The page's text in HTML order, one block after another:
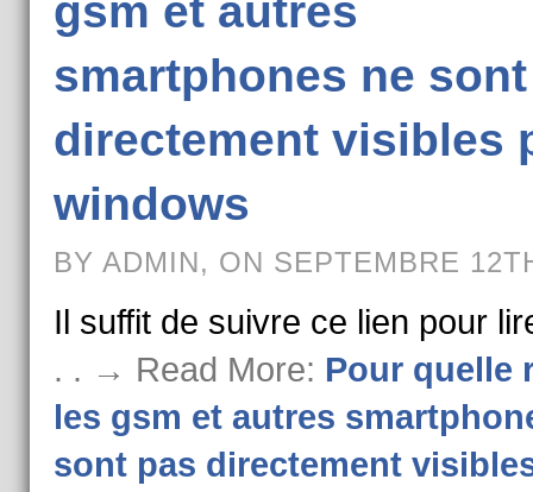
gsm et autres
smartphones ne
directement visibles
windows
BY ADMIN, ON SEPTEMBRE
Il suffit de suivre ce lien pour
. . → Read More: Pour quelle
les gsm et autres
sont pas directement